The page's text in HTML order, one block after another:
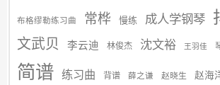
布格缪勒练习曲 常桦 慢练 成人学钢琴
文武贝 李云迪 林俊杰 沈文裕 王羽佳
简谱 练习曲 背谱 薛之谦 赵晓生 赵海